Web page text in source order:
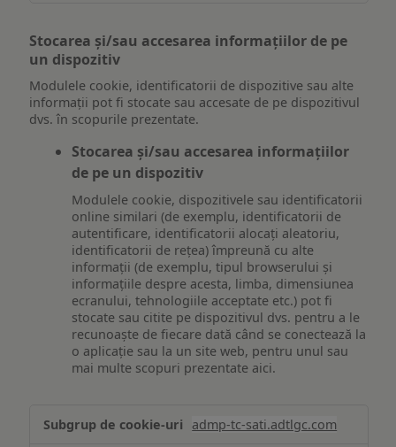
Stocarea și/sau accesarea informațiilor de pe
un dispozitiv
Modulele cookie, identificatorii de dispozitive sau alte
informații pot fi stocate sau accesate de pe dispozitivul
dvs. în scopurile prezentate.
Stocarea și/sau accesarea informațiilor
de pe un dispozitiv
Modulele cookie, dispozitivele sau identificatorii
online similari (de exemplu, identificatorii de
autentificare, identificatorii alocați aleatoriu,
identificatorii de rețea) împreună cu alte
informații (de exemplu, tipul browserului și
informațiile despre acesta, limba, dimensiunea
ecranului, tehnologiile acceptate etc.) pot fi
stocate sau citite pe dispozitivul dvs. pentru a le
recunoaște de fiecare dată când se conectează la
o aplicație sau la un site web, pentru unul sau
mai multe scopuri prezentate aici.
și/sau
admp-tc-sati.adtlgc.com